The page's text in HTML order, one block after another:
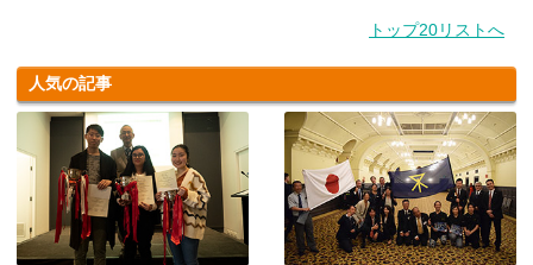
トップ20リストへ
人気の記事